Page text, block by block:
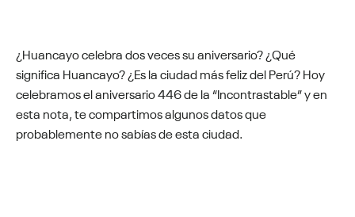
¿Huancayo celebra dos veces su aniversario? ¿Qué
significa Huancayo? ¿Es la ciudad más feliz del Perú? Hoy
celebramos el aniversario 446 de la “Incontrastable” y en
esta nota, te compartimos algunos datos que
probablemente no sabías de esta ciudad.